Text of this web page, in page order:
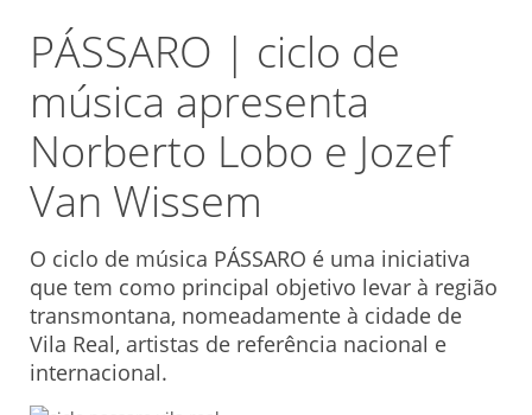
PÁSSARO | ciclo de
música apresenta
Norberto Lobo e Jozef
Van Wissem
O ciclo de música PÁSSARO é uma iniciativa
que tem como principal objetivo levar à região
transmontana, nomeadamente à cidade de
Vila Real, artistas de referência nacional e
internacional.